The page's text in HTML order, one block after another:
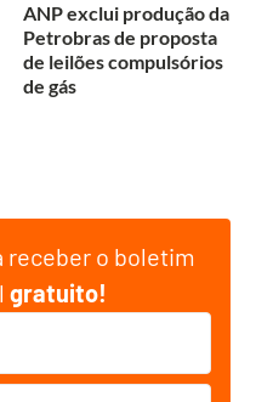
ANP exclui produção da
Petrobras de proposta
de leilões compulsórios
de gás
receber o boletim
gratuito!